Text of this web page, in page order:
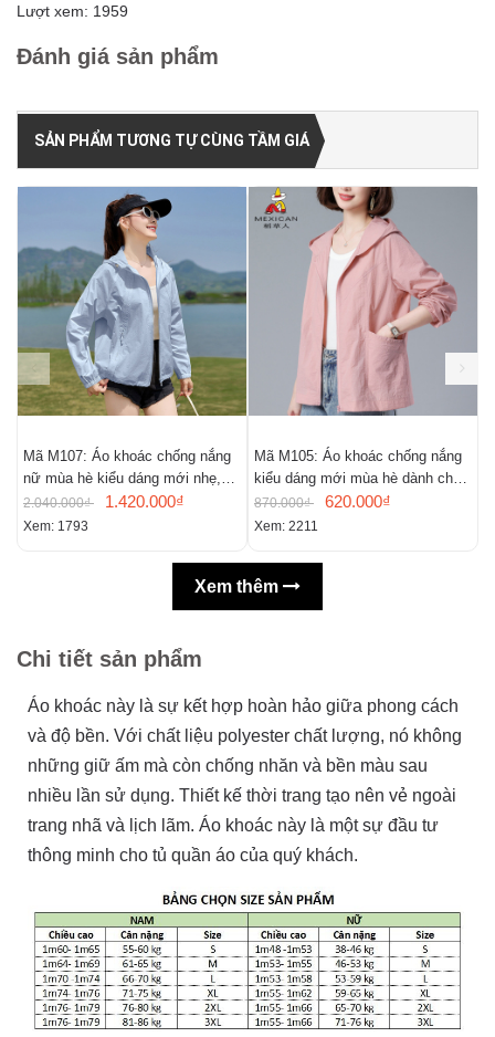
Lượt xem: 1959
Đánh giá sản phẩm
SẢN PHẨM TƯƠNG TỰ CÙNG TẦM GIÁ
Mã M107: Áo khoác chống nắng
nữ mùa hè kiểu dáng mới nhẹ,
thoáng khí,
2.040.000₫ 1.420.000₫
Xem: 1793
Mã M105: Áo khoác chống nắng
kiểu dáng mới mùa hè dành cho
nữ
870.000₫ 620.000₫
Xem: 2211
Xem thêm
Chi tiết sản phẩm
Áo khoác này là sự kết hợp hoàn hảo giữa phong cách
và độ bền. Với chất liệu polyester chất lượng, nó không
những giữ ấm mà còn chống nhăn và bền màu sau
nhiều lần sử dụng. Thiết kế thời trang tạo nên vẻ ngoài
trang nhã và lịch lãm. Áo khoác này là một sự đầu tư
thông minh cho tủ quần áo của quý khách.